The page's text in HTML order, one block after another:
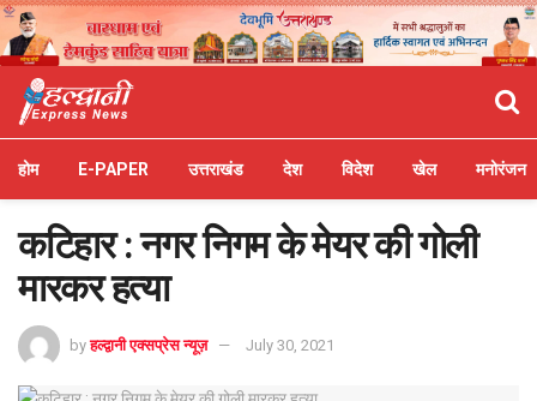
होम E-PAPER उत्तराखंड देश विदेश खेल मनोरंजन
कटिहार : नगर निगम के मेयर की गोली
मारकर हत्या
by हल्द्वानी एक्सप्रेस न्यूज़ July 30, 2021